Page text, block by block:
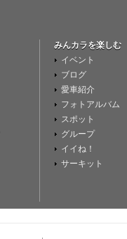
みんカラを楽しむ
イベント
ブログ
愛車紹介
フォトアルバム
スポット
グループ
イイね！
サーキット